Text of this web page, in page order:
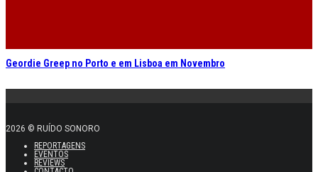
Geordie Greep no Porto e em Lisboa em Novembro
2026 © RUÍDO SONORO
REPORTAGENS
EVENTOS
REVIEWS